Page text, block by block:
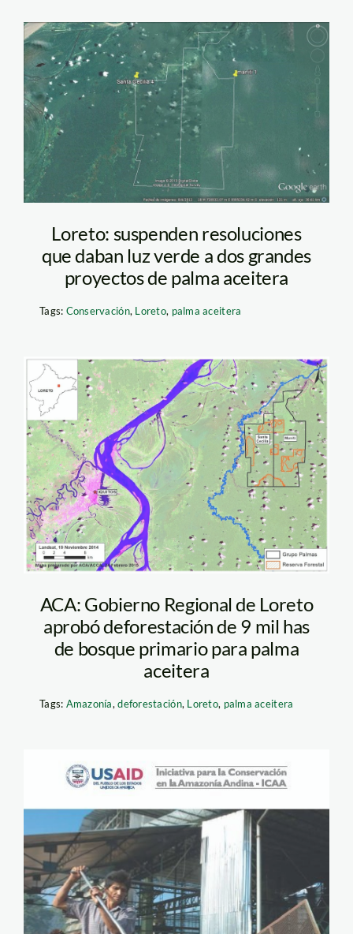
mapa2
Loreto: suspenden resoluciones
que daban luz verde a dos grandes
proyectos de palma aceitera
Tags: Conservación, Loreto, palma aceitera
Mapa de los
proyectos de palma
aceitera
ACA: Gobierno Regional de Loreto
aprobó deforestación de 9 mil has
de bosque primario para palma
aceitera
Tags: Amazonía,deforestación, Loreto, palma aceitera
plama aceitera